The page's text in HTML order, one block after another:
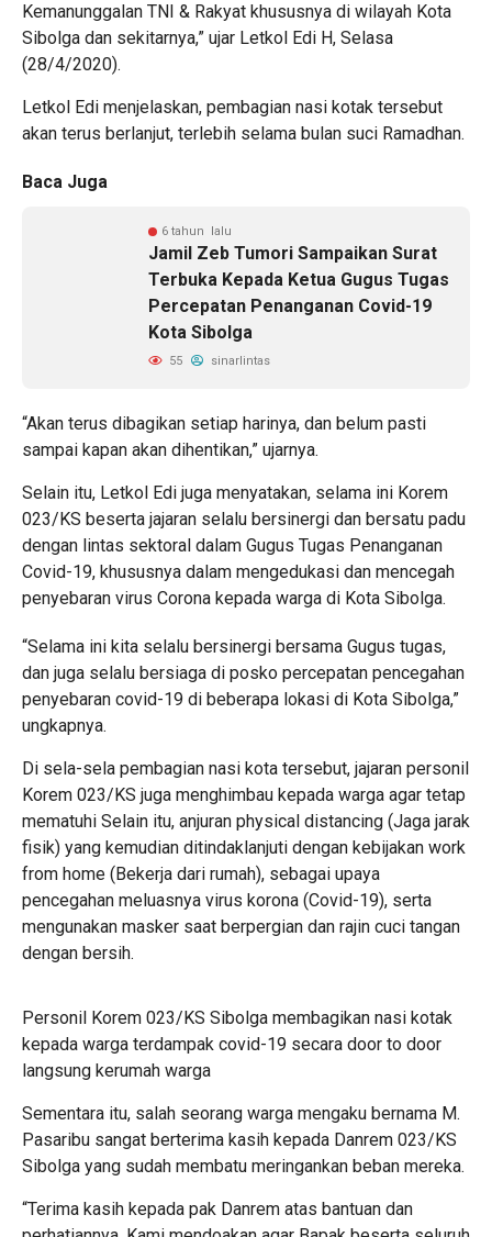
Kemanunggalan TNI & Rakyat khususnya di wilayah Kota
Sibolga dan sekitarnya,” ujar Letkol Edi H, Selasa
(28/4/2020).
Letkol Edi menjelaskan, pembagian nasi kotak tersebut
akan terus berlanjut, terlebih selama bulan suci Ramadhan.
Baca Juga
6 tahun lalu
Jamil Zeb Tumori Sampaikan Surat
Terbuka Kepada Ketua Gugus Tugas
Percepatan Penanganan Covid-19
Kota Sibolga
55 sinarlintas
“Akan terus dibagikan setiap harinya, dan belum pasti
sampai kapan akan dihentikan,” ujarnya.
Selain itu, Letkol Edi juga menyatakan, selama ini Korem
023/KS beserta jajaran selalu bersinergi dan bersatu padu
dengan lintas sektoral dalam Gugus Tugas Penanganan
Covid-19, khususnya dalam mengedukasi dan mencegah
penyebaran virus Corona kepada warga di Kota Sibolga.
“Selama ini kita selalu bersinergi bersama Gugus tugas,
dan juga selalu bersiaga di posko percepatan pencegahan
penyebaran covid-19 di beberapa lokasi di Kota Sibolga,”
ungkapnya.
Di sela-sela pembagian nasi kota tersebut, jajaran personil
Korem 023/KS juga menghimbau kepada warga agar tetap
mematuhi Selain itu, anjuran physical distancing (Jaga jarak
fisik) yang kemudian ditindaklanjuti dengan kebijakan work
from home (Bekerja dari rumah), sebagai upaya
pencegahan meluasnya virus korona (Covid-19), serta
mengunakan masker saat berpergian dan rajin cuci tangan
dengan bersih.
Personil Korem 023/KS Sibolga membagikan nasi kotak
kepada warga terdampak covid-19 secara door to door
langsung kerumah warga
Sementara itu, salah seorang warga mengaku bernama M.
Pasaribu sangat berterima kasih kepada Danrem 023/KS
Sibolga yang sudah membatu meringankan beban mereka.
“Terima kasih kepada pak Danrem atas bantuan dan